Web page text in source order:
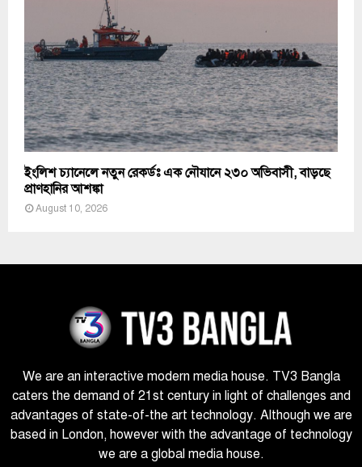
ইংলিশ চ্যানেলে নতুন রেকর্ডঃ এক নৌযানে ২৩০ অভিবাসী, বাড়ছে
প্রাণহানির আশঙ্কা
August 10, 2026
We are an interactive modern media house. TV3 Bangla
caters the demand of 21st century in light of challenges and
advantages of state-of-the art technology. Although we are
based in London, however with the advantage of technology
we are a global media house.